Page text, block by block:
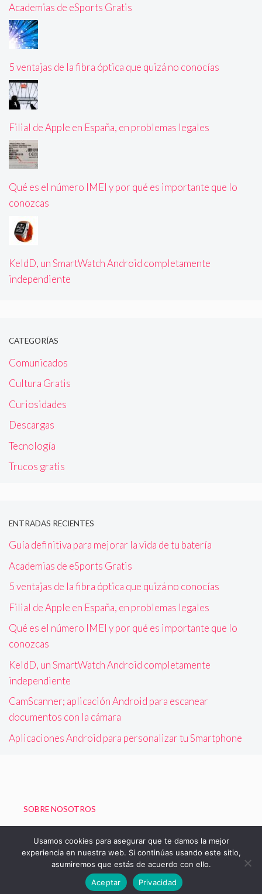
Academias de eSports Gratis
5 ventajas de la fibra óptica que quizá no conocías
Filial de Apple en España, en problemas legales
Qué es el número IMEI y por qué es importante que lo
conozcas
KeldD, un SmartWatch Android completamente
independiente
CATEGORÍAS
Comunicados
Cultura Gratis
Curiosidades
Descargas
Tecnología
Trucos gratis
ENTRADAS RECIENTES
Guía definitiva para mejorar la vida de tu batería
Academias de eSports Gratis
5 ventajas de la fibra óptica que quizá no conocías
Filial de Apple en España, en problemas legales
Qué es el número IMEI y por qué es importante que lo
conozcas
KeldD, un SmartWatch Android completamente
independiente
CamScanner; aplicación Android para escanear
documentos con la cámara
Aplicaciones Android para personalizar tu Smartphone
SOBRE NOSOTROS
© 2026 Blog de Boizu - Vivir Gratis
Usamos cookies para asegurar que te damos la mejor
experiencia en nuestra web. Si continúas usando este sitio,
asumiremos que estás de acuerdo con ello.
Aceptar
Privacidad